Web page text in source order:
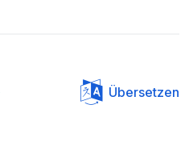
Übersetzen